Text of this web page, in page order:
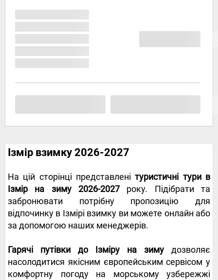
Ізмір взимку 2026-2027
На цій сторінці представленітуристичні тури в
Ізмір на зиму 2026-2027 року. Підібрати та
забронювати потрібну пропозицію для
відпочинку в Ізмірі взимку ви можете онлайн або
за допомогою наших менеджерів.
Гарячі путівки до Ізміру на зиму дозволяє
насолодитися якісним європейським сервісом у
комфортну погоду на морському узбережжі